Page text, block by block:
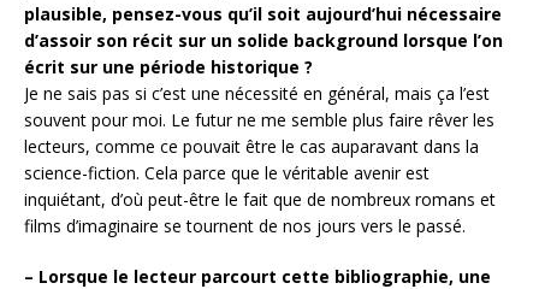
plausible, pensez-vous qu’il soit aujourd’hui nécessaire
d’assoir son récit sur un solide background lorsque l’on
écrit sur une période historique ?
Je ne sais pas si c’est une nécessité en général, mais ça l’est
souvent pour moi. Le futur ne me semble plus faire rêver les
lecteurs, comme ce pouvait être le cas auparavant dans la
science-fiction. Cela parce que le véritable avenir est
inquiétant, d’où peut-être le fait que de nombreux romans et
films d’imaginaire se tournent de nos jours vers le passé.
– Lorsque le lecteur parcourt cette bibliographie, une